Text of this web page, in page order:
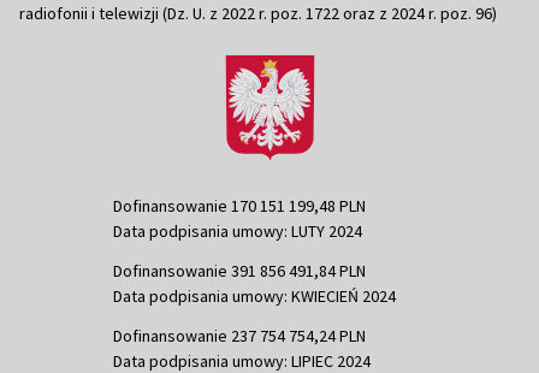
radiofonii i telewizji (Dz. U. z 2022 r. poz. 1722 oraz z 2024 r. poz. 96)
Dofinansowanie 170 151 199,48 PLN
Data podpisania umowy: LUTY 2024
Dofinansowanie 391 856 491,84 PLN
Data podpisania umowy: KWIECIEŃ 2024
Dofinansowanie 237 754 754,24 PLN
Data podpisania umowy: LIPIEC 2024